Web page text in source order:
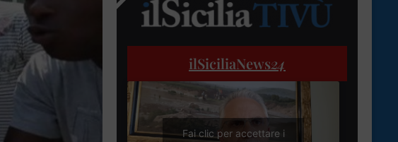
ilSiciliaNews24
Fai clic per accettare i